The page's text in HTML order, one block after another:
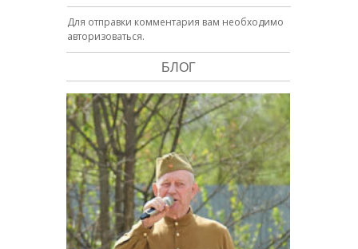
Для отправки комментария вам необходимо
авторизоваться.
БЛОГ